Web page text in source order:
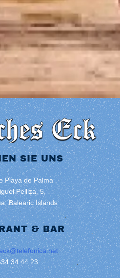
SIE UNS
Playa de Palma
Pelliza, 5,
Balearic Islands
& BAR
34 44 23